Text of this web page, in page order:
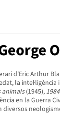
d'Eric Arthur
la
animals(1945), 1984
en la Guerra